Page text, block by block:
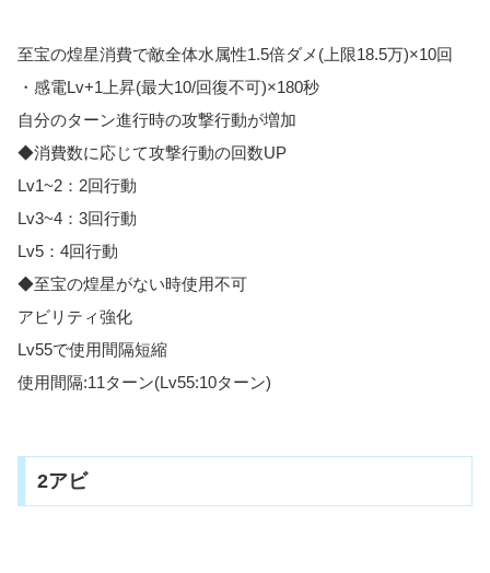
至宝の煌星消費で敵全体水属性1.5倍ダメ(上限18.5万)×10回
・感電Lv+1上昇(最大10/回復不可)×180秒
自分のターン進行時の攻撃行動が増加
◆消費数に応じて攻撃行動の回数UP
Lv1~2：2回行動
Lv3~4：3回行動
Lv5：4回行動
◆至宝の煌星がない時使用不可
アビリティ強化
Lv55で使用間隔短縮
使用間隔:11ターン(Lv55:10ターン)
2アビ